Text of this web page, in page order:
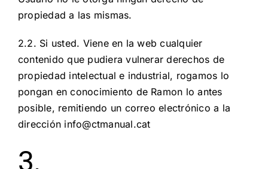
propiedad a las mismas.
2.2. Si usted. Viene en la web cualquier
contenido que pudiera vulnerar derechos de
propiedad intelectual e industrial, rogamos lo
pongan en conocimiento de Ramon lo antes
posible, remitiendo un correo electrónico a la
dirección info@ctmanual.cat
3.